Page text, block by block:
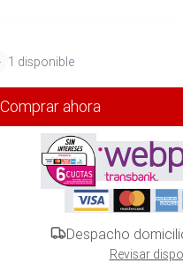
1 disponible
Comprar ahora
Despacho
Revisar